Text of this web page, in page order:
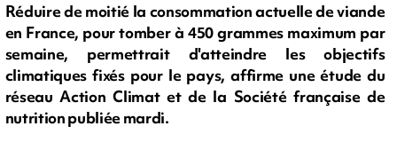
Réduire de moitié la consommation actuelle de viande
en France, pour tomber à 450 grammes maximum par
semaine, permettrait d'atteindre les objectifs
climatiques fixés pour le pays, affirme une étude du
réseau Action Climat et de la Société française de
nutrition publiée mardi.